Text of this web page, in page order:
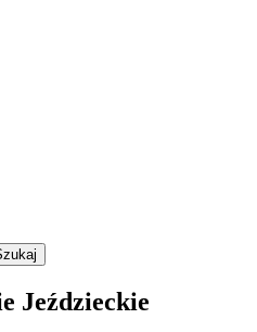
Jeździeckie